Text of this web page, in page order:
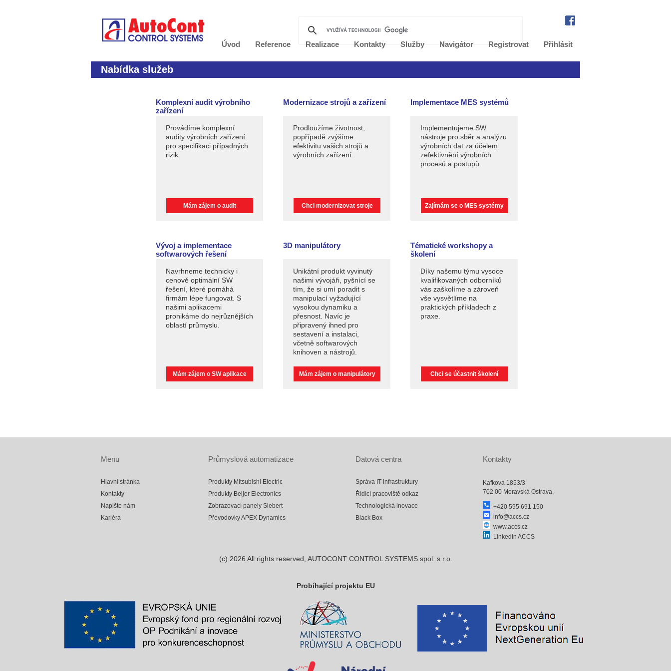
Úvod Reference Realizace Kontakty Služby Navigátor Registrovat Přihlásit
Nabídka služeb
Komplexní audit výrobního
zařízení
Provádíme komplexní
audity výrobních zařízení
pro specifikaci případných
rizik.
Mám zájem o audit
Modernizace strojů a zařízení
Prodloužíme životnost,
popřípadě zvýšíme
efektivitu vašich strojů a
výrobních zařízení.
Chci modernizovat stroje
Implementace MES systémů
Implementujeme SW
nástroje pro sběr a analýzu
výrobních dat za účelem
zefektivnění výrobních
procesů a postupů.
Zajímám se o MES systémy
Vývoj a implementace
softwarových řešení
Navrhneme technicky i
cenově optimální SW
řešení, které pomáhá
firmám lépe fungovat. S
našimi aplikacemi
pronikáme do nejrůznějších
oblastí průmyslu.
Mám zájem o SW aplikace
3D manipulátory
Unikátní produkt vyvinutý
našimi vývojáři, pyšnící se
tím, že si umí poradit s
manipulací vyžadující
vysokou dynamiku a
přesnost. Navíc je
připravený ihned pro
sestavení a instalaci,
včetně softwarových
knihoven a nástrojů.
Mám zájem o manipulátory
Tématické workshopy a
školení
Díky našemu týmu vysoce
kvalifikovaných odborníků
vás zaškolíme a zároveň
vše vysvětlíme na
praktických příkladech z
praxe.
Chci se účastnit školení
Menu
Hlavní stránka
Kontakty
Napište nám
Kariéra
Průmyslová automatizace
Produkty Mitsubishi Electric
Produkty Beijer Electronics
Zobrazovací panely Siebert
Převodovky APEX Dynamics
Datová centra
Správa IT infrastruktury
Řídící pracoviště odkaz
Technologická inovace
Black Box
Kontakty
Kafkova 1853/3
702 00 Moravská Ostrava,
+420 595 691 150
info@accs.cz
www.accs.cz
LinkedIn ACCS
(c) 2026 All rights reserved, AUTOCONT CONTROL SYSTEMS spol. s r.o.
Probíhající projektu EU